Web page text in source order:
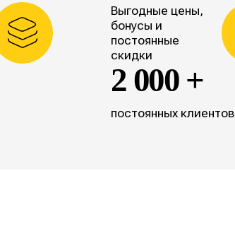
Выгодные цены,
бонусы и
постоянные
скидки
2 000 +
постоянных клиентов